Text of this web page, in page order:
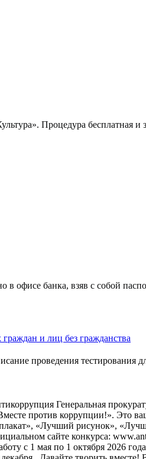
Процедура бесплатная и
в офисе банка, взяв с собой
и лиц без гражданства
проведения тестирования
Генеральная
против коррупции!». Это
«Лучший рисунок»,
сайте конкурса:
с 1 мая по 1 октября 2026